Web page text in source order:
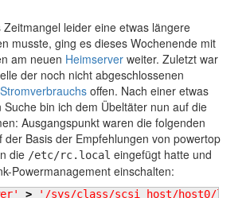
Zeitmangel leider eine etwas längere
musste, ging es dieses Wochenende mit
am neuen Heimserver weiter. Zuletzt war
der noch nicht abgeschlossenen
offen. Nach einer etwas
Suche bin ich dem Übeltäter nun auf die
Ausgangspunkt waren die folgenden
der Basis der Empfehlungen von powertop
die /etc/rc.local eingefügt hatte und
Powermanagement einschalten:
>
'/sys/class/scsi_host/host0/